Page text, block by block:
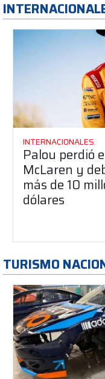
INTERNACIONALES
Palou perdió
McLaren y
más de 10
dólares
TURISMO